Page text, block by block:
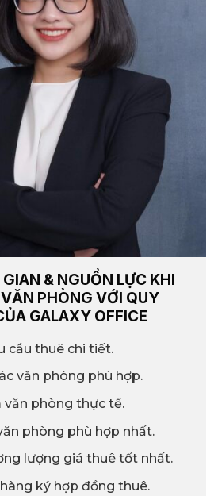
& NGUỒN LỰC KHI
PHÒNG VỚI QUY
GALAXY OFFICE
cầu thuê chi tiết.
văn phòng phù hợp.
văn phòng thực tế.
phòng phù hợp nhất.
lượng giá thuê tốt nhất.
ký hợp đồng thuê.